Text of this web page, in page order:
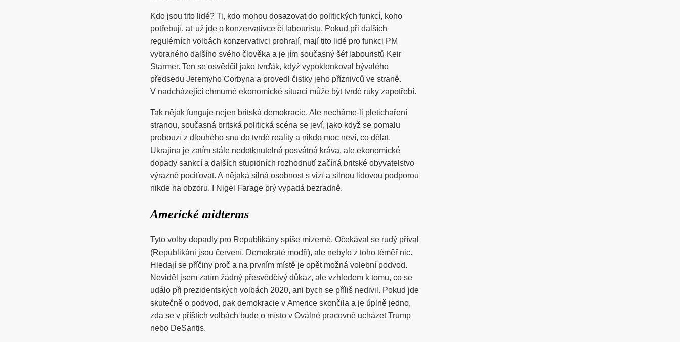
Kdo jsou tito lidé? Ti, kdo mohou dosazovat do politických funkcí, koho
potřebují, ať už jde o konzervativce či labouristu. Pokud při dalších
regulérních volbách konzervativci prohrají, mají tito lidé pro funkci PM
vybraného dalšího svého člověka a je jím současný šéf labouristů Keir
Starmer. Ten se osvědčil jako tvrďák, když vypoklonkoval bývalého
předsedu Jeremyho Corbyna a provedl čistky jeho příznivců ve straně.
V nadcházející chmurné ekonomické situaci může být tvrdé ruky zapotřebí.
Tak nějak funguje nejen britská demokracie. Ale necháme-li pletichaření
stranou, současná britská politická scéna se jeví, jako když se pomalu
probouzí z dlouhého snu do tvrdé reality a nikdo moc neví, co dělat.
Ukrajina je zatím stále nedotknutelná posvátná kráva, ale ekonomické
dopady sankcí a dalších stupidních rozhodnutí začíná britské obyvatelstvo
výrazně pociťovat. A nějaká silná osobnost s vizí a silnou lidovou podporou
nikde na obzoru. I Nigel Farage prý vypadá bezradně.
Americké midterms
Tyto volby dopadly pro Republikány spíše mizerně. Očekával se rudý příval
(Republikáni jsou červení, Demokraté modří), ale nebylo z toho téměř nic.
Hledají se příčiny proč a na prvním místě je opět možná volební podvod.
Neviděl jsem zatím žádný přesvědčivý důkaz, ale vzhledem k tomu, co se
událo při prezidentských volbách 2020, ani bych se příliš nedivil. Pokud jde
skutečně o podvod, pak demokracie v Americe skončila a je úplně jedno,
zda se v příštích volbách bude o místo v Oválné pracovně ucházet Trump
nebo DeSantis.